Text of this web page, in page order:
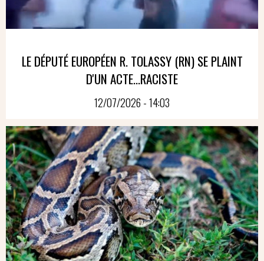
LE DÉPUTÉ EUROPÉEN R. TOLASSY (RN) SE PLAINT
D'UN ACTE...RACISTE
12/07/2026 - 14:03